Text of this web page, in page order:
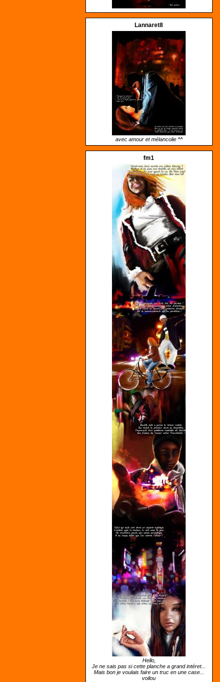
Lannaret8
avec amour et mélancolie ^^
fm1
Hello,
Je ne sais pas si cette planche a grand intéret...
Mais bon je voulais faire un truc en une case...
voilou